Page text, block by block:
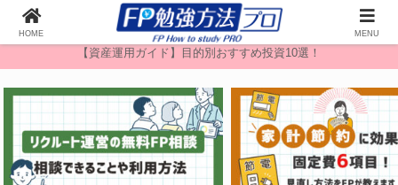
無料FP相談
【資産運用ガイド】目的別おすすめ投資10選！
HOME MENU